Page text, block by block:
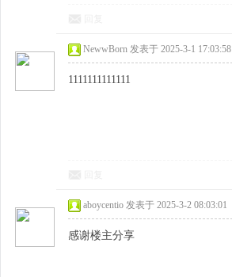
NewwBorn 发表于 2025-3-1 17:03:58
1111111111111
aboycentio 发表于 2025-3-2 08:03:01
感谢楼主分享